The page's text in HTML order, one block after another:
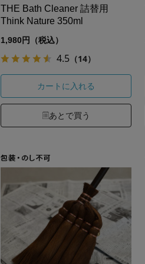
THE Bath Cleaner 詰替用
Think Nature 350ml
1,980円（税込）
4.5 （14）
カートに入れる
あとで買う